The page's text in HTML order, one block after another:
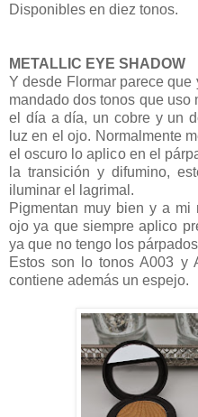
Disponibles en diez tonos.
METALLIC EYE SHADOW
Y desde Flormar parece que
mandado dos tonos que uso
el día a día, un cobre y un
luz en el ojo. Normalmente
el oscuro lo aplico en el
la transición y difumino,
iluminar el lagrimal.
Pigmentan muy bien y a mi
ojo ya que siempre aplico
ya que no tengo los
Estos son lo tonos A003 y
contiene además un espejo.